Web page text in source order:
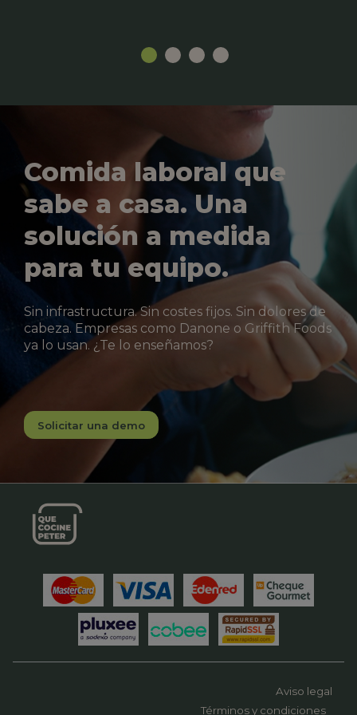
Comida laboral que
sabe a casa. Una
solución a medida
para tu equipo.
Sin infrastructura. Sin costes fijos. Sin dolores de
cabeza. Empresas como Danone o Griffith Foods
ya lo usan. ¿Te lo enseñamos?
Solicitar una demo
Aviso legal
Términos y condiciones